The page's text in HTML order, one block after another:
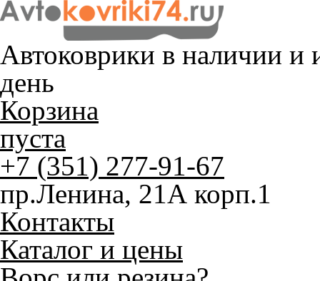
Автоковрики в наличии и
день
Корзина
пуста
+7 (351) 277-91-67
пр.Ленина, 21А корп.1
Контакты
Каталог и цены